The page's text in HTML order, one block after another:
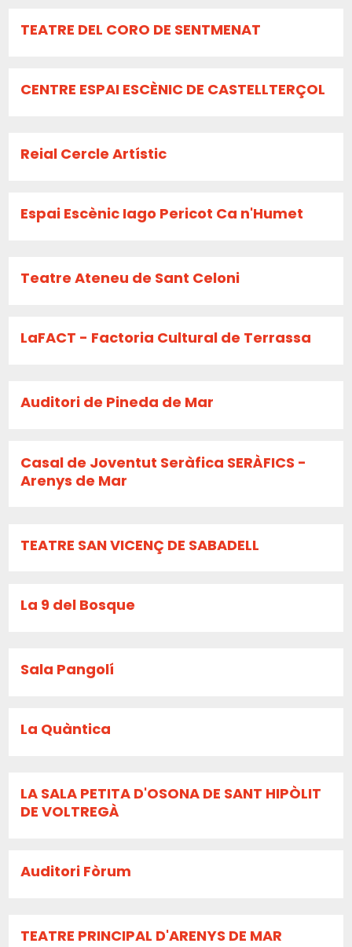
TEATRE DEL CORO DE SENTMENAT
CENTRE ESPAI ESCÈNIC DE CASTELLTERÇOL
Reial Cercle Artístic
Espai Escènic Iago Pericot Ca n'Humet
Teatre Ateneu de Sant Celoni
LaFACT - Factoria Cultural de Terrassa
Auditori de Pineda de Mar
Casal de Joventut Seràfica SERÀFICS -
Arenys de Mar
TEATRE SAN VICENÇ DE SABADELL
La 9 del Bosque
Sala Pangolí
La Quàntica
LA SALA PETITA D'OSONA DE SANT HIPÒLIT
DE VOLTREGÀ
Auditori Fòrum
TEATRE PRINCIPAL D'ARENYS DE MAR